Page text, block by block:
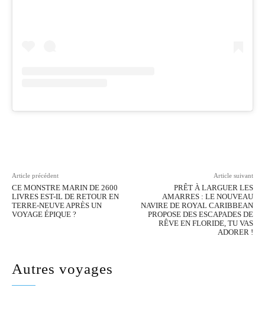
Article précédent
CE MONSTRE MARIN DE 2600
LIVRES EST-IL DE RETOUR EN
TERRE-NEUVE APRÈS UN
VOYAGE ÉPIQUE ?
Article suivant
PRÊT À LARGUER LES
AMARRES : LE NOUVEAU
NAVIRE DE ROYAL CARIBBEAN
PROPOSE DES ESCAPADES DE
RÊVE EN FLORIDE, TU VAS
ADORER !
Autres voyages